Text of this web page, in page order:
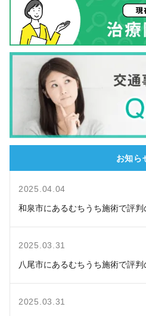
お知ら
2025.04.04
和泉市にあるむちうち施術で評判
2025.03.31
八尾市にあるむちうち施術で評判
2025.03.31